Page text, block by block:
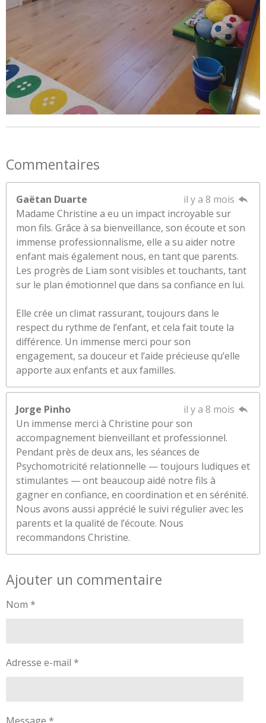
Commentaires
Gaëtan Duarte
il y a 8 mois
Madame Christine a eu un impact incroyable sur
mon fils. Grâce à sa bienveillance, son écoute et son
immense professionnalisme, elle a su aider notre
enfant mais également nous, en tant que parents.
Les progrès de Liam sont visibles et touchants, tant
sur le plan émotionnel que dans sa confiance en lui.
Elle crée un climat rassurant, toujours dans le
respect du rythme de l’enfant, et cela fait toute la
différence. Un immense merci pour son
engagement, sa douceur et l’aide précieuse qu’elle
apporte aux enfants et aux familles.
Jorge Pinho
il y a 8 mois
Un immense merci à Christine pour son
accompagnement bienveillant et professionnel.
Pendant près de deux ans, les séances de
Psychomotricité relationnelle — toujours ludiques et
stimulantes — ont beaucoup aidé notre fils à
gagner en confiance, en coordination et en sérénité.
Nous avons aussi apprécié le suivi régulier avec les
parents et la qualité de l’écoute. Nous
recommandons Christine.
Ajouter un commentaire
Nom *
Adresse e-mail *